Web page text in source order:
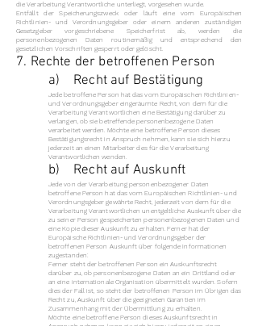
die Verarbeitung Verantwortliche unterliegt, vorgesehen wurde.
Entfällt der Speicherungszweck oder läuft eine vom Europäischen
Richtlinien- und Verordnungsgeber oder einem anderen zuständigen
Gesetzgeber vorgeschriebene Speicherfrist ab, werden die
personenbezogenen Daten routinemäßig und entsprechend den
gesetzlichen Vorschriften gesperrt oder gelöscht.
7. Rechte der betroffenen Person
a) Recht auf Bestätigung
Jede betroffene Person hat das vom Europäischen Richtlinien-
und Verordnungsgeber eingeräumte Recht, von dem für die
Verarbeitung Verantwortlichen eine Bestätigung darüber zu
verlangen, ob sie betreffende personenbezogene Daten
verarbeitet werden. Möchte eine betroffene Person dieses
Bestätigungsrecht in Anspruch nehmen, kann sie sich hierzu
jederzeit an einen Mitarbeiter des für die Verarbeitung
Verantwortlichen wenden.
b) Recht auf Auskunft
Jede von der Verarbeitung personenbezogener Daten
betroffene Person hat das vom Europäischen Richtlinien- und
Verordnungsgeber gewährte Recht, jederzeit von dem für die
Verarbeitung Verantwortlichen unentgeltliche Auskunft über die
zu seiner Person gespeicherten personenbezogenen Daten und
eine Kopie dieser Auskunft zu erhalten. Ferner hat der
Europäische Richtlinien- und Verordnungsgeber der
betroffenen Person Auskunft über folgende Informationen
zugestanden:
Ferner steht der betroffenen Person ein Auskunftsrecht
darüber zu, ob personenbezogene Daten an ein Drittland oder
an eine internationale Organisation übermittelt wurden. Sofern
dies der Fall ist, so steht der betroffenen Person im Übrigen das
Recht zu, Auskunft über die geeigneten Garantien im
Zusammenhang mit der Übermittlung zu erhalten.
Möchte eine betroffene Person dieses Auskunftsrecht in